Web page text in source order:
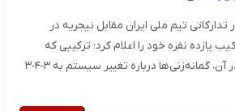
تدارکاتی تیم ملی ایران مقابل نیجریه در
یازده نفره خود را اعلام کرد؛ ترکیبی که
حضور سه مدافع میانی در آن، گمانه‌زنی‌ها درباره تغییر سیستم به ۳-۴-۳